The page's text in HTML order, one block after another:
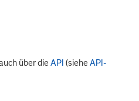
über dieAPI (sieheAPI-